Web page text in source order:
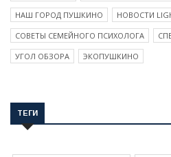
НАШ ГОРОД ПУШКИНО
НОВОСТИ
СОВЕТЫ СЕМЕЙНОГО ПСИХОЛОГА
УГОЛ ОБЗОРА
ЭКОПУШКИНО
ТЕГИ